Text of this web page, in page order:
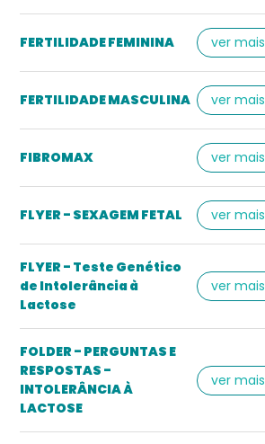
FERTILIDADE FEMININA ver mais
FERTILIDADE MASCULINA ver mais
FIBROMAX ver mais
FLYER - SEXAGEM FETAL ver mais
FLYER - Teste Genético
de Intolerância à
Lactose
ver mais
FOLDER - PERGUNTAS E
RESPOSTAS -
INTOLERÂNCIA À
LACTOSE
ver mais